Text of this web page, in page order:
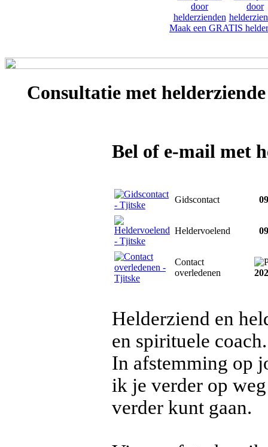
Maak een GRATIS
Consultatie met
Bel of e-mail met
Gidscontact
Heldervoelend
Contact
overledenen
Helderziend en
en spirituele coach.
In afstemming op
ik je verder op
verder kunt gaan.